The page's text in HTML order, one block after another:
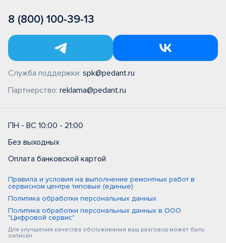
8 (800) 100-39-13
Служба поддержки: spk@pedant.ru
Партнерство: reklama@pedant.ru
ПН - ВС 10:00 - 21:00
Без выходных
Оплата банковской картой
Правила и условия на выполнение ремонтных работ в
сервисном центре типовые (единые)
Политика обработки персональных данных
Политика обработки персональных данных в ООО
"Цифровой сервис"
Для улучшения качества обслуживания ваш разговор может быть
записан